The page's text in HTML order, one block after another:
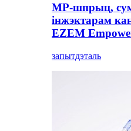
МР-шпрыц,
інжэктарам
EZEM
запытдэталь